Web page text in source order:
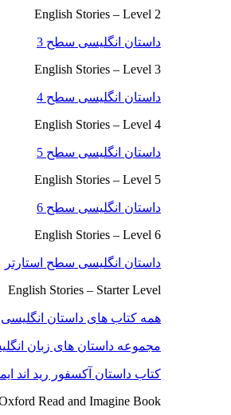
English Stories – Level 2
داستان انگلیسی سطح 3
English Stories – Level 3
داستان انگلیسی سطح 4
English Stories – Level 4
داستان انگلیسی سطح 5
English Stories – Level 5
داستان انگلیسی سطح 6
English Stories – Level 6
داستان انگلیسی سطح استارتر
English Stories – Starter Level
همه کتاب های داستان انگلیسی
مجموعه داستان های زبان
کتاب داستان آکسفور رید اند
Read and Imagine Book